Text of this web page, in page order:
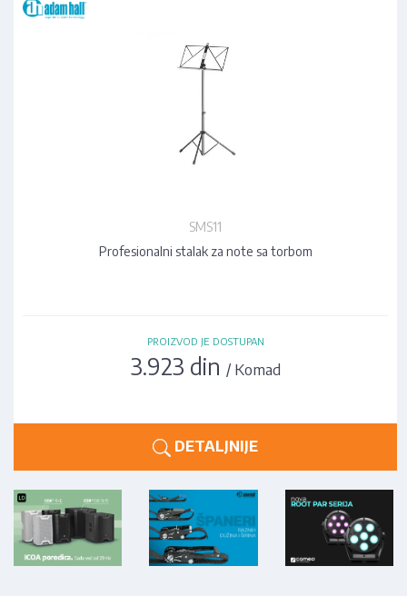
SMS11
Profesionalni stalak za note sa torbom
PROIZVOD JE DOSTUPAN
3.923 din / Komad
DETALJNIJE